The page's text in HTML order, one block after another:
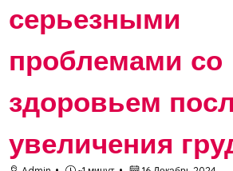
серьезными
проблемами со
здоровьем
увеличения